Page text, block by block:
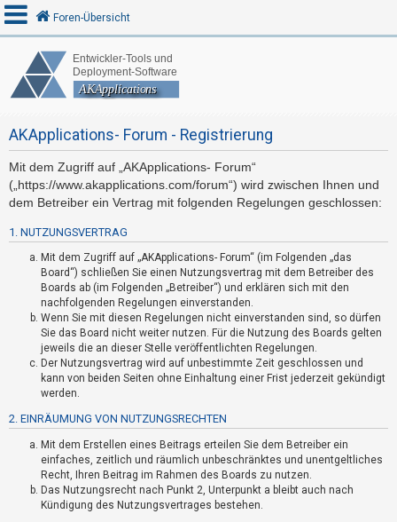
A
m
e
d
n
t
Foren-Übersicht
AKApplications- Forum - Registrierung
Mit dem Zugriff auf „AKApplications- Forum“
(„https://www.akapplications.com/forum“) wird zwischen Ihnen und
dem Betreiber ein Vertrag mit folgenden Regelungen geschlossen:
1. NUTZUNGSVERTRAG
Mit dem Zugriff auf „AKApplications- Forum“ (im Folgenden „das
Board“) schließen Sie einen Nutzungsvertrag mit dem Betreiber des
Boards ab (im Folgenden „Betreiber“) und erklären sich mit den
nachfolgenden Regelungen einverstanden.
Wenn Sie mit diesen Regelungen nicht einverstanden sind, so dürfen
Sie das Board nicht weiter nutzen. Für die Nutzung des Boards gelten
jeweils die an dieser Stelle veröffentlichten Regelungen.
Der Nutzungsvertrag wird auf unbestimmte Zeit geschlossen und
kann von beiden Seiten ohne Einhaltung einer Frist jederzeit gekündigt
werden.
2. EINRÄUMUNG VON NUTZUNGSRECHTEN
Mit dem Erstellen eines Beitrags erteilen Sie dem Betreiber ein
einfaches, zeitlich und räumlich unbeschränktes und unentgeltliches
Recht, Ihren Beitrag im Rahmen des Boards zu nutzen.
Das Nutzungsrecht nach Punkt 2, Unterpunkt a bleibt auch nach
Kündigung des Nutzungsvertrages bestehen.